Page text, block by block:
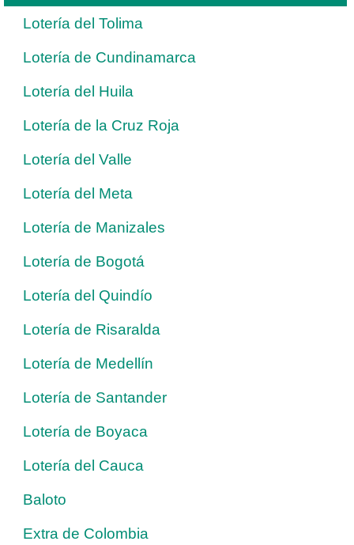
Lotería del Tolima
Lotería de Cundinamarca
Lotería del Huila
Lotería de la Cruz Roja
Lotería del Valle
Lotería del Meta
Lotería de Manizales
Lotería de Bogotá
Lotería del Quindío
Lotería de Risaralda
Lotería de Medellín
Lotería de Santander
Lotería de Boyaca
Lotería del Cauca
Baloto
Extra de Colombia